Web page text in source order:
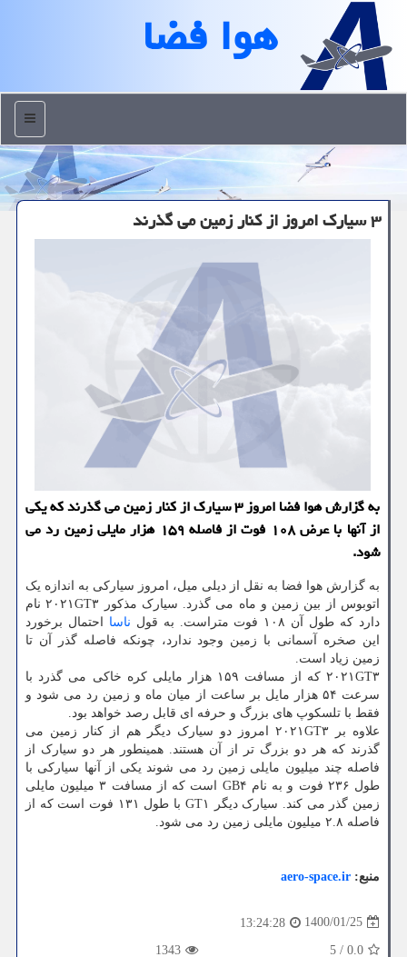
هوا فضا
منو
۳ سیارك امروز از كنار زمین می گذرند
به گزارش هوا فضا امروز ۳ سیارک از کنار زمین می گذرند که یکی
از آنها با عرض ۱۰۸ فوت از فاصله ۱۵۹ هزار مایلی زمین رد می
شود.
به گزارش هوا فضا به نقل از دیلی میل، امروز سیارکی به اندازه یک
اتوبوس از بین زمین و ماه می گذرد. سیارک مذکور ۲۰۲۱GT۳ نام
دارد که طول آن ۱۰۸ فوت متراست. به قول
ناسا احتمال برخورد
این صخره آسمانی با زمین وجود ندارد، چونکه فاصله گذر آن تا
زمین زیاد است.
۲۰۲۱GT۳ که از مسافت ۱۵۹ هزار مایلی کره خاکی می گذرد با
سرعت ۵۴ هزار مایل بر ساعت از میان ماه و زمین رد می شود و
فقط با تلسکوپ های بزرگ و حرفه ای قابل رصد خواهد بود.
علاوه بر ۲۰۲۱GT۳ امروز دو سیارک دیگر هم از کنار زمین می
گذرند که هر دو بزرگ تر از آن هستند. همینطور هر دو سیارک از
فاصله چند میلیون مایلی زمین رد می شوند یکی از آنها سیارکی با
طول ۲۳۶ فوت و به نام GB۴ است که از مسافت ۳ میلیون مایلی
زمین گذر می کند. سیارک دیگر GT۱ با طول ۱۳۱ فوت است که از
فاصله ۲.۸ میلیون مایلی زمین رد می شود.
منبع: aero-space.ir
1400/01/25
13:24:28
0.0
/
5
1343